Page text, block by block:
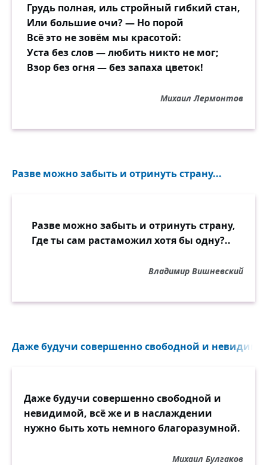
Грудь полная, иль стройный гибкий стан,
Или большие очи? — Но порой
Всё это не зовём мы красотой:
Уста без слов — любить никто не мог;
Взор без огня — без запаха цветок!
Михаил Лермонтов
Разве можно забыть и отринуть страну...
Разве можно забыть и отринуть страну,
Где ты сам растаможил хотя бы одну?..
Владимир Вишневский
Даже будучи совершенно свободной и
Даже будучи совершенно свободной и
невидимой, всё же и в наслаждении
нужно быть хоть немного благоразумной.
Михаил Булгаков